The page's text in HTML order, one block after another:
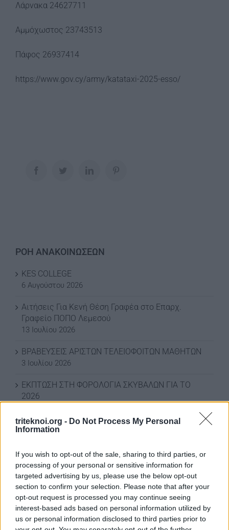
triteknoi.org - Do Not Process My Personal
Information
If you wish to opt-out of the sale, sharing to third parties, or
processing of your personal or sensitive information for
targeted advertising by us, please use the below opt-out
section to confirm your selection. Please note that after your
opt-out request is processed you may continue seeing
interest-based ads based on personal information utilized by
us or personal information disclosed to third parties prior to
Λάρνακα 24627711
Αμμόχωστος 23743513
Πάφος 26937414
https://www.gov.cy/army/katataxi-2025-esso/
ΡΟΗ ΑΝΑΚΟΙΝΩΣΕΩΝ
KES COLLEGE
6 Αυγούστου 2026
Αιτήσεις Για Κενή Θέση Γραφέα στο Επαρχ.
Γραφείο ΠΟΠΟ Λεμεσού
13 Ιουλίου 2026
ΒΡΑΒΕΥΣΕΙΣ ΑΡΙΣΤΩΝ ΤΕΛΕΙΟΦΟΙΤΩΝ ΜΑΘΗΤΩΝ
3 Ιουλίου 2026
ΕΚΠΤΩΣΗ ΣΤΗ ΦΟΡΟΛΟΓΙΑ ΣΚΥΒΑΛΩΝ ΓΙΑ ΤΟ
2026
ΕΚΠΤΩΣΗ ΣΤΑ ΣΚΥΒΑΛΑ ΑΠΟ ΔΗΜΟ ΛΕΥΚΩΣΙΑΣ
Water World Ayia Napa Cyprus ΕΚΠΤΩΣΗ ΓΙΑ 2026
8 Ιουνίου 2026
ΕΚΠΤΩΣΗ ΑΠΟ ΚΟΙΝΟΤΙΚΟ ΣΥΜΒΟΥΛΙΟ
ΜΑΡΩΝΙΟΥ
3 Ιουνίου 2026